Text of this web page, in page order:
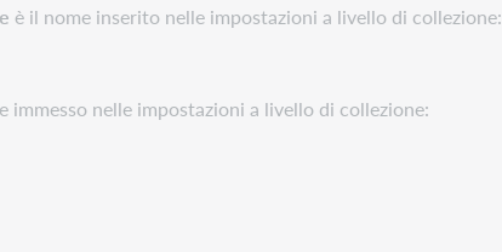
è il nome inserito nelle impostazioni a livello di collezione:
immesso nelle impostazioni a livello di collezione: